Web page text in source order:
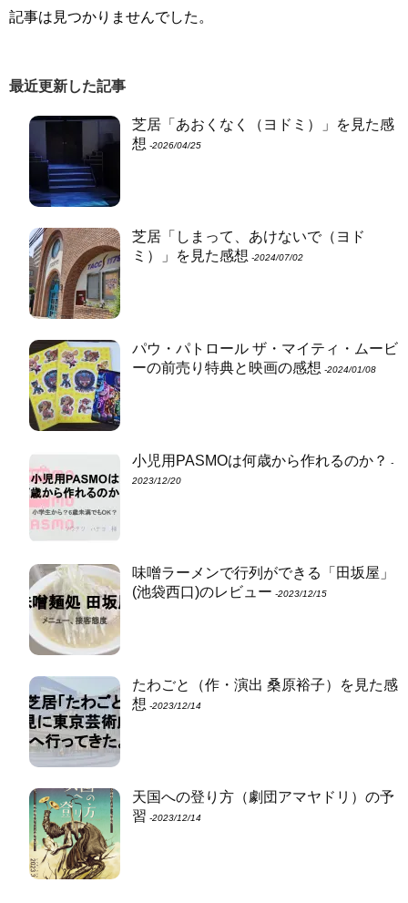
記事は見つかりませんでした。
最近更新した記事
芝居「あおくなく（ヨドミ）」を見た感
想 ‐2026/04/25
芝居「しまって、あけないで（ヨド
ミ）」を見た感想 ‐2024/07/02
パウ・パトロール ザ・マイティ・ムービ
ーの前売り特典と映画の感想 ‐2024/01/08
小児用PASMOは何歳から作れるのか？
‐
2023/12/20
味噌ラーメンで行列ができる「田坂屋」
(池袋西口)のレビュー ‐2023/12/15
たわごと（作・演出 桑原裕子）を見た感
想 ‐2023/12/14
天国への登り方（劇団アマヤドリ）の予
習 ‐2023/12/14